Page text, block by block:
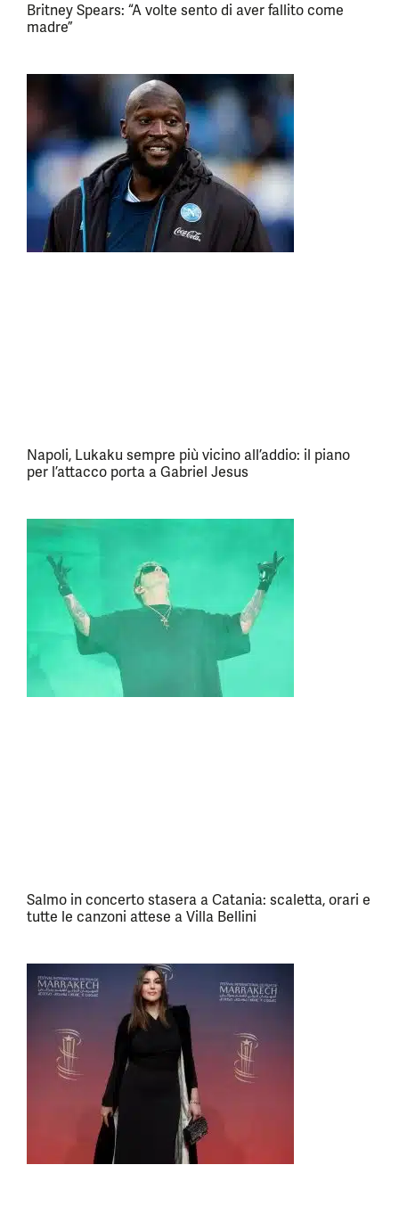
Britney Spears: “A volte sento di aver fallito come
madre”
Napoli, Lukaku sempre più vicino all’addio: il piano
per l’attacco porta a Gabriel Jesus
Salmo in concerto stasera a Catania: scaletta, orari e
tutte le canzoni attese a Villa Bellini